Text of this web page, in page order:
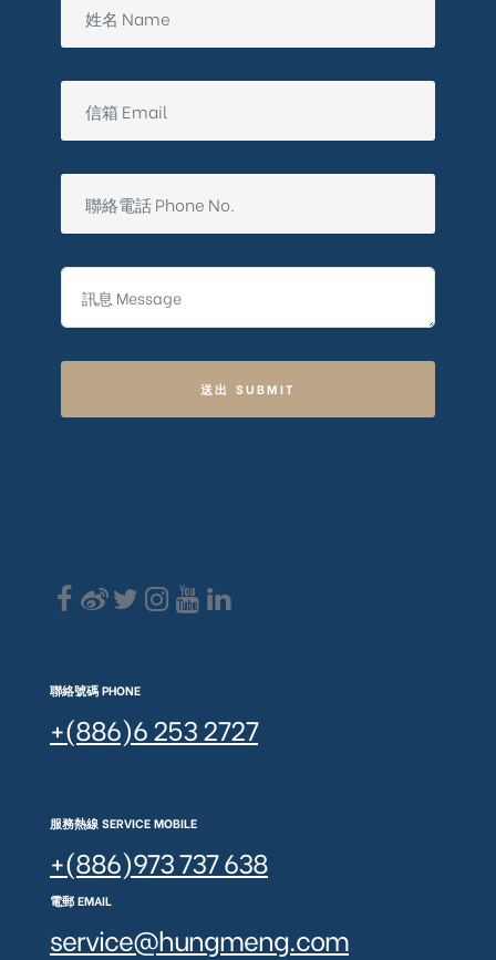
送出 SUBMIT
聯絡號碼 PHONE
+(886)6 253 2727
服務熱線 SERVICE MOBILE
+(886)973 737 638
電郵 EMAIL
service@hungmeng.com